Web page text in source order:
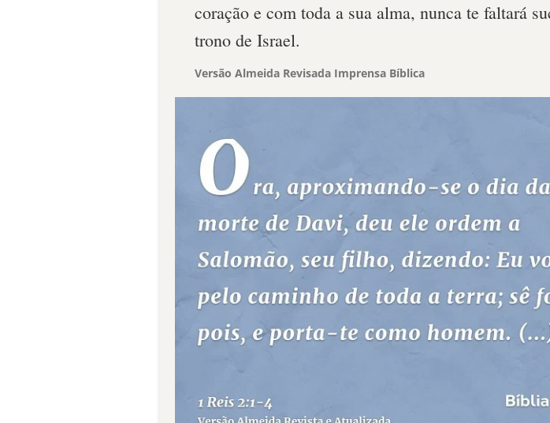
coração e com toda a sua alma, nunca te faltará
trono de Israel.
Versão Almeida Revisada Imprensa Bíblica